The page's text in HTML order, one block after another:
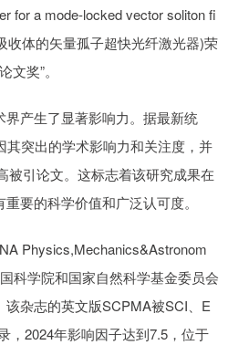
for a mode-locked vector soliton fi
收体的矢量孤子超快光纤激光器)荣
奖”。
产生了显著影响力。据最新统
其突出的学术影响力和关注度，并
被引论文。这标志着该研究成果在
要的科学价值和广泛认可度。
Physics,Mechanics&Astronom
科学院和国家自然科学基金委员会
杂志的英文版SCPMA被SCI、E
，2024年影响因子达到7.5，位于